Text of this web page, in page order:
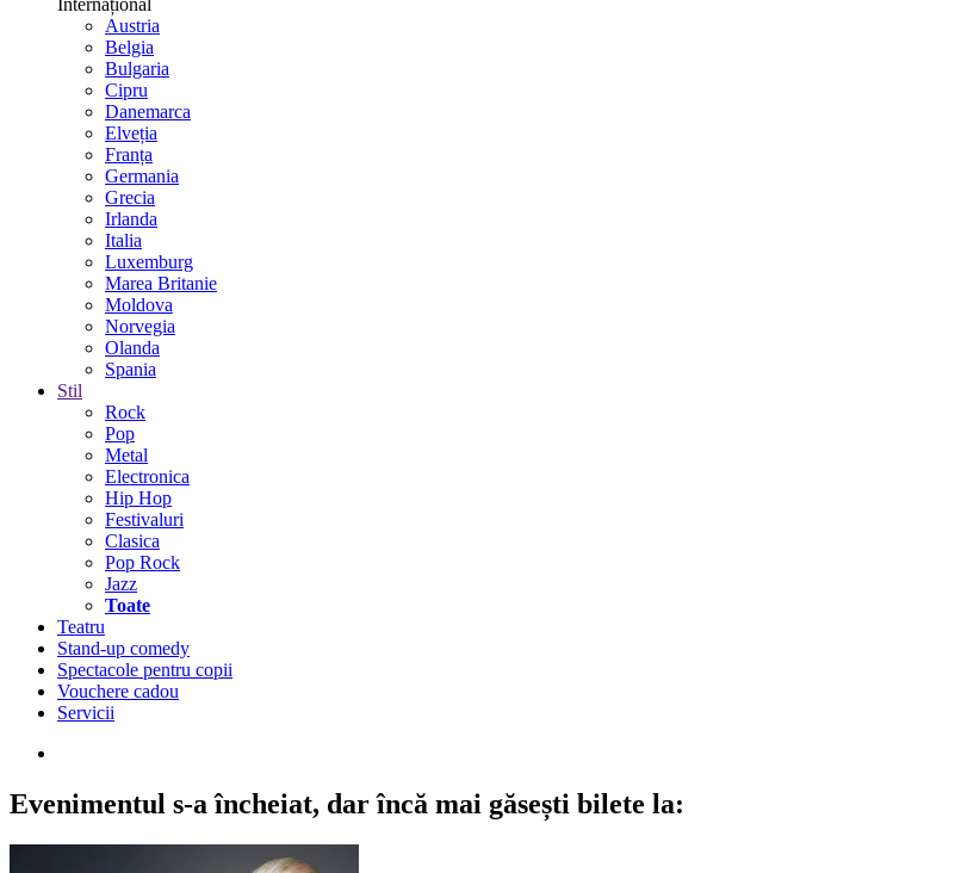
Internațional
Austria
Belgia
Bulgaria
Cipru
Danemarca
Elveția
Franța
Germania
Grecia
Irlanda
Italia
Luxemburg
Marea Britanie
Moldova
Norvegia
Olanda
Spania
Stil
Rock
Pop
Metal
Electronica
Hip Hop
Festivaluri
Clasica
Pop Rock
Jazz
Toate
Teatru
Stand-up comedy
Spectacole pentru copii
Vouchere cadou
Servicii
Evenimentul s-a încheiat, dar încă mai găsești bilete la: